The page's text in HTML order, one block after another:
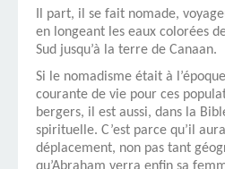
Il part, il se fait nomade,
en longeant les eaux colorées
Sud jusqu’à la terre de Canaan.
Si le nomadisme était à
courante de vie pour ces
bergers, il est aussi, dans la
spirituelle. C’est parce qu’il
déplacement, non pas tant